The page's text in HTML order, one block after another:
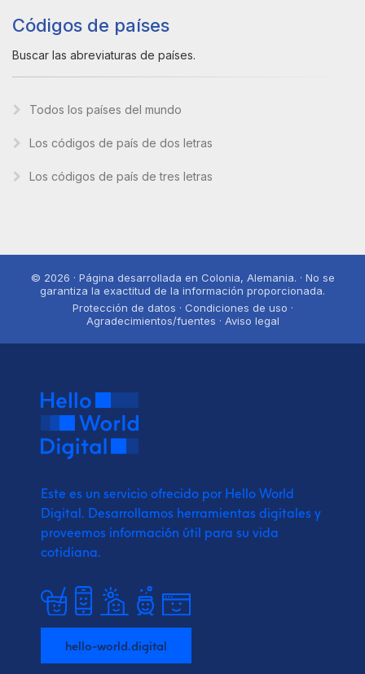
Códigos de países
Buscar las abreviaturas de países.
Todos los países del mundo
Los códigos de país de dos letras
Los códigos de país de tres letras
© 2026 · Página desarrollada en Colonia, Alemania. · No se
garantiza la exactitud de la información proporcionada.
Protección de datos · Condiciones de uso ·
Agradecimientos/fuentes · Aviso legal
Este es un servicio ofrecido por Hello World
Digital. Desarrollamos herramientas digitales y
proveemos información útil para su vida
cotidiana.
hello-world.digital